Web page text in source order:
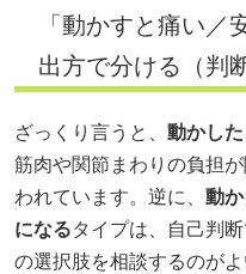
「動かすと痛い／
出方で分ける（判
ざっくり言うと、 動かし
筋肉や関節まわりの負担
われています。逆に、 動
になるタイプは、自己判
の選択肢を相談するのが